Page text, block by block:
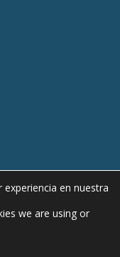
en nuestra
we are using or